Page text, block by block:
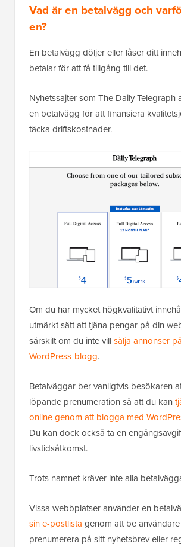
Vad är en betalvägg och
en?
En betalvägg döljer eller låser ditt
betalar för att få tillgång till det.
Nyhetssajter som The Daily Telegraph
en betalvägg för att finansiera
täcka driftskostnader.
Om du har mycket högkvalitativt
utmärkt sätt att tjäna pengar på din
särskilt om du inte villsälja annonser
WordPress-blogg.
Betalväggar ber vanligtvis besökaren
löpande prenumeration så att du kan
online genom att blogga med
Du kan dock också ta en
livstidsåtkomst.
Trots namnet kräver inte alla
Vissa webbplatser använder en
sin e-postlista genom att be
prenumerera på sitt nyhetsbrev eller